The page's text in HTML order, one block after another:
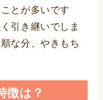
とが多いです
引き継いでしま
な分、やきもち
徴は？